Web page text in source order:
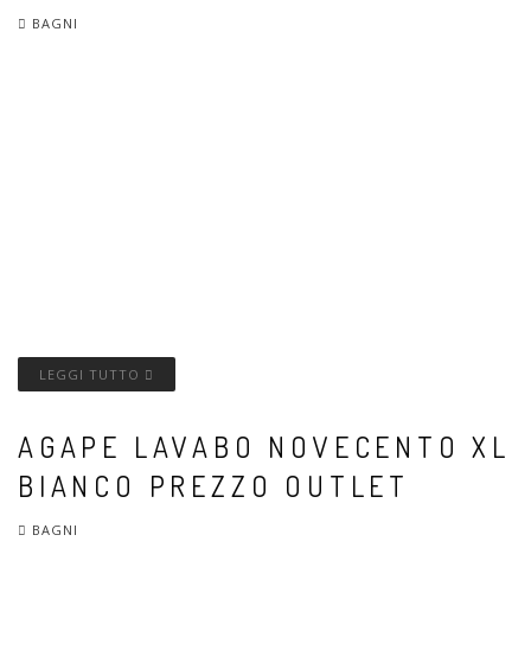
BAGNI
LEGGI TUTTO
AGAPE LAVABO NOVECENTO XL
BIANCO PREZZO OUTLET
BAGNI